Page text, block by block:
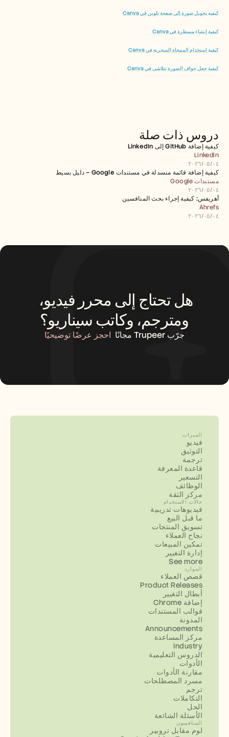
كيفية تحويل صورة إلى صفحة تلوين في Canva
كيفية إنشاء مسطرة في Canva
كيفية استخدام الممحاة السحرية في Canva
كيفية جعل حواف الصورة تتلاشى في Canva
دروس ذات صلة
كيفية إضافة GitHub إلى LinkedIn
LinkedIn
٠٤‏/٠٥‏/٢٠٢٦
كيفية إضافة قائمة منسدلة في مستندات Google – دليل بسيط
مستندات Google
٠٤‏/٠٥‏/٢٠٢٦
أهريفس: كيفية إجراء بحث المنافسين
Ahrefs
٠٤‏/٠٥‏/٢٠٢٦
ومترجم، وكاتب سيناريو؟
جرّب Trupeer مجانًا احجز عرضًا توضيحيًا
الميزات
فيديو
التوثيق
ترجمة
قاعدة المعرفة
التسعير
الوظائف
مركز الثقة
حالات الاستخدام
فيديوهات تدريبية
ما قبل البيع
تسويق المنتجات
نجاح العملاء
تمكين المبيعات
إدارة التغيير
See more
الموارد
قصص العملاء
Product Releases
أبطال التغيير
إضافة Chrome
قوالب المستندات
المدونة
Announcements
مركز المساعدة
Industry
الدروس التعليمية
الأدوات
مقارنة الأدوات
مسرد المصطلحات
ترجم
التكاملات
الحل
الأسئلة الشائعة
المنافسون
لوم مقابل تروبير